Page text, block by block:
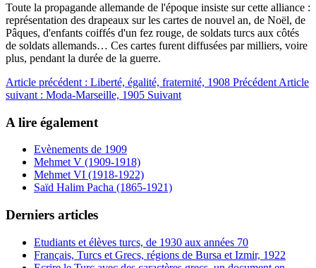
Toute la propagande allemande de l'époque insiste sur cette alliance :
représentation des drapeaux sur les cartes de nouvel an, de Noël, de
Pâques, d'enfants coiffés d'un fez rouge, de soldats turcs aux côtés
de soldats allemands… Ces cartes furent diffusées par milliers, voire
plus, pendant la durée de la guerre.
Article précédent : Liberté, égalité, fraternité, 1908 Précédent Article
suivant : Moda-Marseille, 1905 Suivant
A lire également
Evènements de 1909
Mehmet V (1909-1918)
Mehmet VI (1918-1922)
Saïd Halim Pacha (1865-1921)
Derniers articles
Etudiants et élèves turcs, de 1930 aux années 70
Français, Turcs et Grecs, régions de Bursa et Izmir, 1922